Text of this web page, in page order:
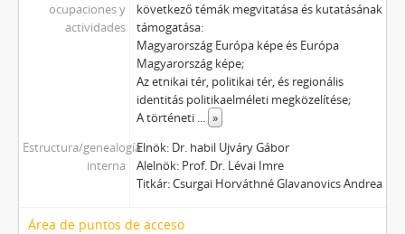
ocupaciones y
actividades
következő témák megvitatása és kutatásának
támogatása:
Magyarország Európa képe és Európa
Magyarország képe;
Az etnikai tér, politikai tér, és regionális
identitás politikaelméleti megközelítése;
A történeti ... »
Estructura/genealogía
interna
Elnök: Dr. habil Ujváry Gábor
Alelnök: Prof. Dr. Lévai Imre
Titkár: Csurgai Horváthné Glavanovics Andrea
Área de puntos de acceso